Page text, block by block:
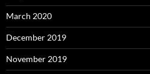
March 2020
December 2019
November 2019